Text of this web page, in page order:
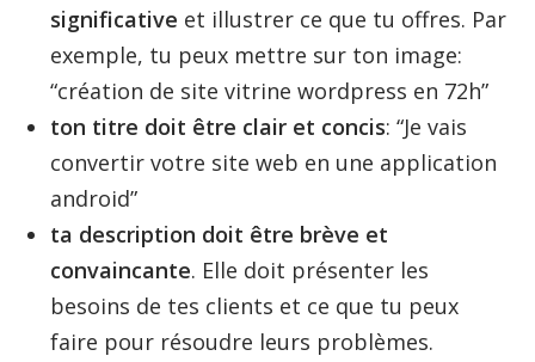
significative et illustrer ce que tu offres. Par
exemple, tu peux mettre sur ton image:
“création de site vitrine wordpress en 72h”
ton titre doit être clair et concis: “Je vais
convertir votre site web en une application
android”
ta description doit être brève et
convaincante. Elle doit présenter les
besoins de tes clients et ce que tu peux
faire pour résoudre leurs problèmes.